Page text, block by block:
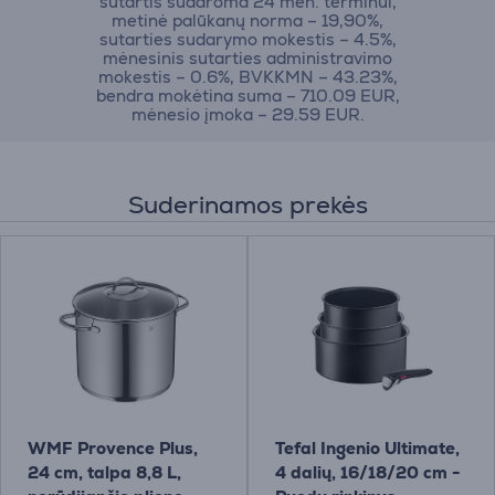
metinė palūkanų norma – 19,90%,
sutarties sudarymo mokestis – 4.5%,
mėnesinis sutarties administravimo
mokestis – 0.6%, BVKKMN – 43.23%,
bendra mokėtina suma – 710.09 EUR,
mėnesio įmoka – 29.59 EUR.
Suderinamos prekės
WMF Provence Plus,
24 cm, talpa 8,8 L,
Tefal Ingenio Ultimate,
4 dalių, 16/18/20 cm -